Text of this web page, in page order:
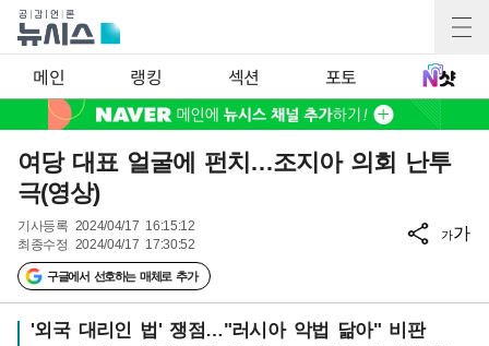
메인 랭킹 섹션 포토
여당 대표 얼굴에 펀치…조지아 의회 난투
극(영상)
기사등록 2024/04/17 16:15:12
최종수정 2024/04/17 17:30:52
구글에서 선호하는 매체로 추가
가가
'외국 대리인 법' 쟁점…"러시아 악법 닮아" 비판